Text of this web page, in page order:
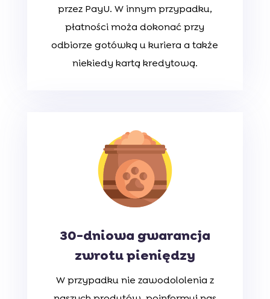
przez PayU. W innym przypadku,
płatności moża dokonać przy
odbiorze gotówką u kuriera a także
niekiedy kartą kredytową.
30-dniowa gwarancja
zwrotu pieniędzy
W przypadku nie zawodololenia z